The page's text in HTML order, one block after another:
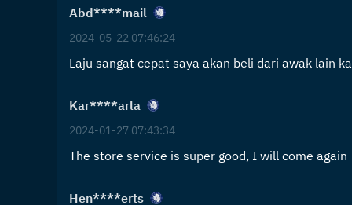
Abd****mail
2024-05-22 07:46:24
Laju sangat cepat saya akan beli dari awak lain
Kar****arla
2024-01-27 07:43:34
The store service is super good, I will come again
Hen****erts